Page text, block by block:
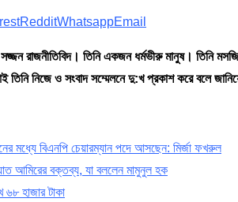
RedditWhatsappEmail
রাজনীতিবিদ। তিনি একজন ধর্মভীরু মানুষ। তিনি
তিনি নিজে ও সংবাদ সম্মেলনে দু:খ প্রকাশ করে বলে
মধ্যে বিএনপি চেয়ারম্যান পদে আসছেন: মির্জা ফখরুল
আমিরের বক্তব্য, যা বললেন মামুনুল হক
হাজার টাকা